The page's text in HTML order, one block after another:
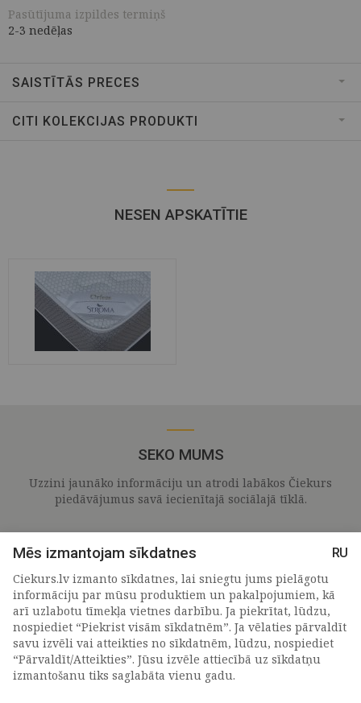
Pasūtījuma izpildes termiņš
2-3 nedēļas
SAISTĪTĀS PRECES
CITI KOLEKCIJAS PRODUKTI
NESEN APSKATĪTIE
SEKO MUMS
Uzzini jaunāko informāciju un atrodi labākos Čiekurs
piedāvājumus savā iecienītajā sociālajā tīklā.
PIETEIKTIES MŪSU JAUNUMIEM
Mēs izmantojam sīkdatnes
RU
Ciekurs.lv izmanto sīkdatnes, lai sniegtu jums pielāgotu
informāciju par mūsu produktiem un pakalpojumiem, kā
arī uzlabotu tīmekļa vietnes darbību. Ja piekrītat, lūdzu,
nospiediet “Piekrist visām sīkdatnēm”. Ja vēlaties pārvaldīt
savu izvēli vai atteikties no sīkdatnēm, lūdzu, nospiediet
“Pārvaldīt/Atteikties”. Jūsu izvēle attiecībā uz sīkdatņu
izmantošanu tiks saglabāta vienu gadu.